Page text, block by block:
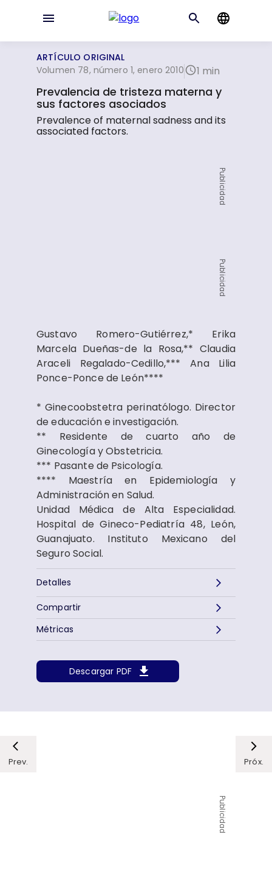
ARTÍCULO ORIGINAL
Volumen 78, número 1, enero 2010
1 min
Prevalencia de tristeza materna y
sus factores asociados
Prevalence of maternal sadness and its
associated factors.
Publicidad
Publicidad
Gustavo Romero-Gutiérrez,* Erika
Marcela Dueñas-de la Rosa,** Claudia
Araceli Regalado-Cedillo,*** Ana Lilia
Ponce-Ponce de León****
* Ginecoobstetra perinatólogo. Director
de educación e investigación.
** Residente de cuarto año de
Ginecología y Obstetricia.
*** Pasante de Psicología.
**** Maestría en Epidemiología y
Administración en Salud.
Unidad Médica de Alta Especialidad.
Hospital de Gineco-Pediatría 48, León,
Guanajuato. Instituto Mexicano del
Seguro Social.
Detalles
Descargar PDF
Métricas
Compartir
Prev. Próx.
Publicidad